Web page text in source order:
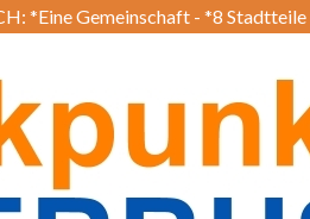
*Eine Gemeinschaft - *8